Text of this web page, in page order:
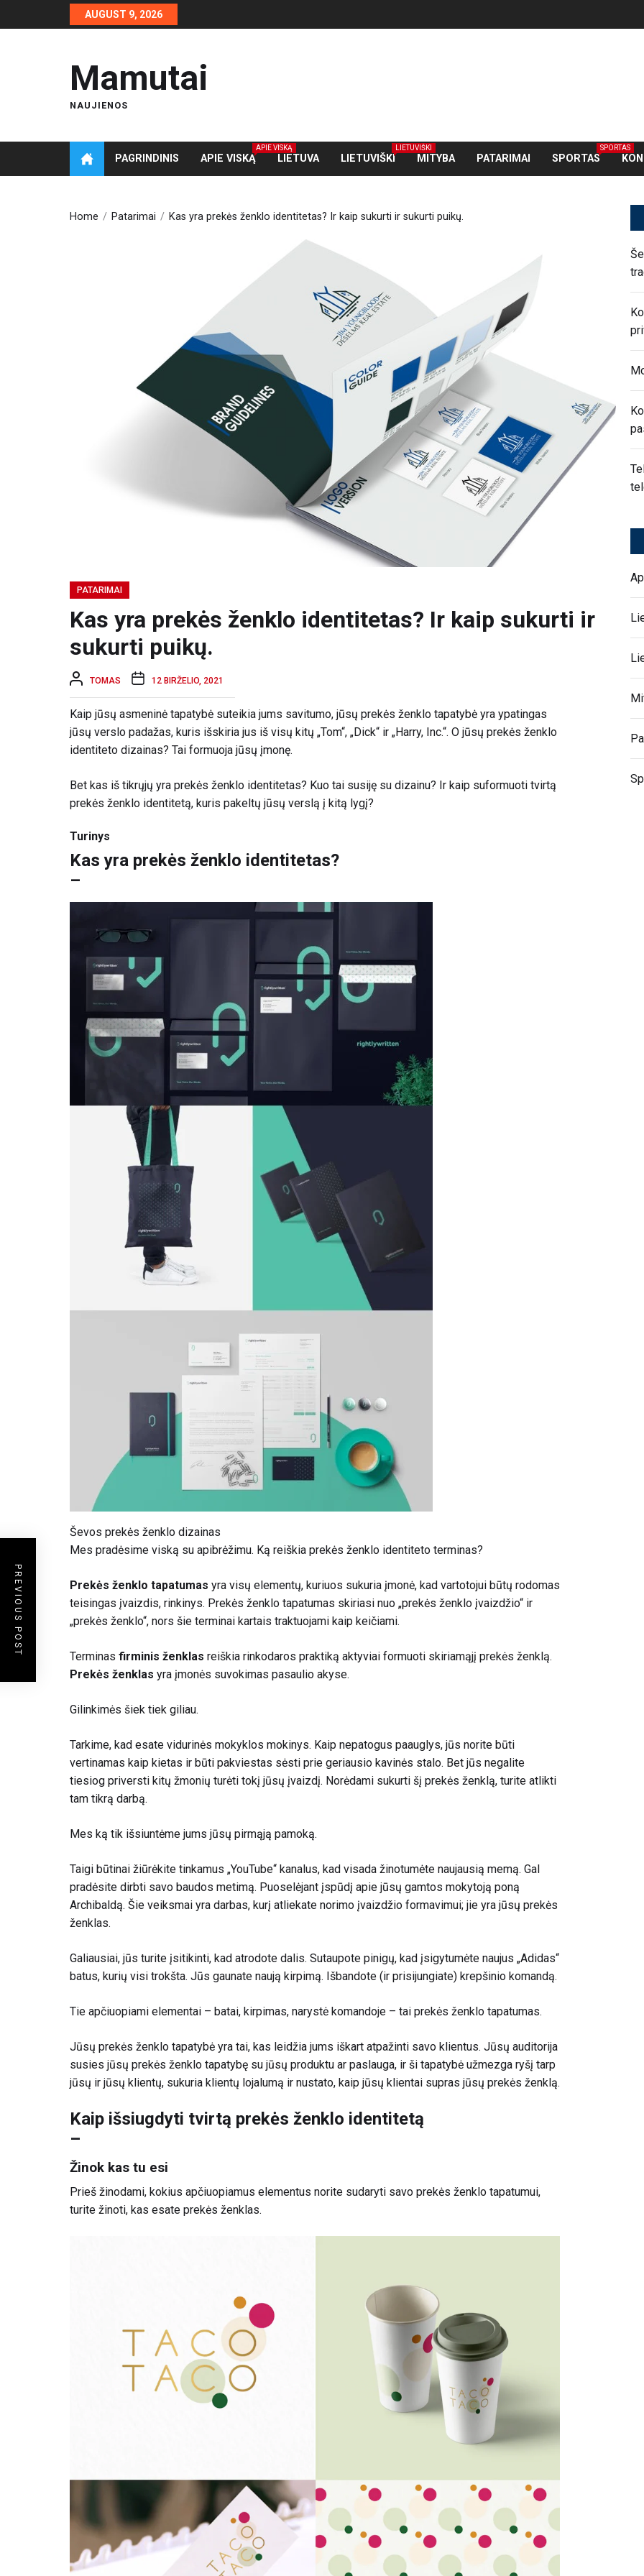
to
AUGUST 9, 2026
Mamutai
NAUJIENOS
PAGRINDINIS APIE VISKĄ
APIE VISKĄ
LIETUVA LIETUVIŠKI
LIETUVIŠKI
MITYBA PATARIMAI SPORTAS
SPORTAS
Home Patarimai Kas yra prekės ženklo identitetas? Ir kaip sukurti ir sukurti puikų.
PATARIMAI
Kas yra prekės ženklo identitetas? Ir kaip sukurti ir
sukurti puikų.
TOMAS 12 BIRŽELIO, 2021
Kaip jūsų asmeninė tapatybė suteikia jums savitumo, jūsų prekės ženklo tapatybė yra ypatingas
jūsų verslo padažas, kuris išskiria jus iš visų kitų „Tom“, „Dick“ ir „Harry, Inc.“. O jūsų prekės ženklo
identiteto dizainas? Tai formuoja jūsų įmonę.
Bet kas iš tikrųjų yra prekės ženklo identitetas? Kuo tai susiję su dizainu? Ir kaip suformuoti tvirtą
prekės ženklo identitetą, kuris pakeltų jūsų verslą į kitą lygį?
Turinys
Kas yra prekės ženklo identitetas?
–
Ševos prekės ženklo dizainas
Mes pradėsime viską su apibrėžimu. Ką reiškia prekės ženklo identiteto terminas?
Prekės ženklo tapatumas yra visų elementų, kuriuos sukuria įmonė, kad vartotojui būtų rodomas
teisingas įvaizdis, rinkinys. Prekės ženklo tapatumas skiriasi nuo „prekės ženklo įvaizdžio“ ir
„prekės ženklo“, nors šie terminai kartais traktuojami kaip keičiami.
Terminas firminis ženklas reiškia rinkodaros praktiką aktyviai formuoti skiriamąjį prekės ženklą.
Prekės ženklas yra įmonės suvokimas pasaulio akyse.
Gilinkimės šiek tiek giliau.
Tarkime, kad esate vidurinės mokyklos mokinys. Kaip nepatogus paauglys, jūs norite būti
vertinamas kaip kietas ir būti pakviestas sėsti prie geriausio kavinės stalo. Bet jūs negalite
tiesiog priversti kitų žmonių turėti tokį jūsų įvaizdį. Norėdami sukurti šį prekės ženklą, turite atlikti
tam tikrą darbą.
Mes ką tik išsiuntėme jums jūsų pirmąją pamoką.
Taigi būtinai žiūrėkite tinkamus „YouTube“ kanalus, kad visada žinotumėte naujausią memą. Gal
pradėsite dirbti savo baudos metimą. Puoselėjant įspūdį apie jūsų gamtos mokytoją poną
Archibaldą. Šie veiksmai yra darbas, kurį atliekate norimo įvaizdžio formavimui; jie yra jūsų prekės
ženklas.
Galiausiai, jūs turite įsitikinti, kad atrodote dalis. Sutaupote pinigų, kad įsigytumėte naujus „Adidas“
batus, kurių visi trokšta. Jūs gaunate naują kirpimą. Išbandote (ir prisijungiate) krepšinio komandą.
Tie apčiuopiami elementai – batai, kirpimas, narystė komandoje – tai prekės ženklo tapatumas.
Jūsų prekės ženklo tapatybė yra tai, kas leidžia jums iškart atpažinti savo klientus. Jūsų auditorija
susies jūsų prekės ženklo tapatybę su jūsų produktu ar paslauga, ir ši tapatybė užmezga ryšį tarp
jūsų ir jūsų klientų, sukuria klientų lojalumą ir nustato, kaip jūsų klientai supras jūsų prekės ženklą.
Kaip išsiugdyti tvirtą prekės ženklo identitetą
–
Žinok kas tu esi
Prieš žinodami, kokius apčiuopiamus elementus norite sudaryti savo prekės ženklo tapatumui,
turite žinoti, kas esate prekės ženklas.
PREVIOUS POST